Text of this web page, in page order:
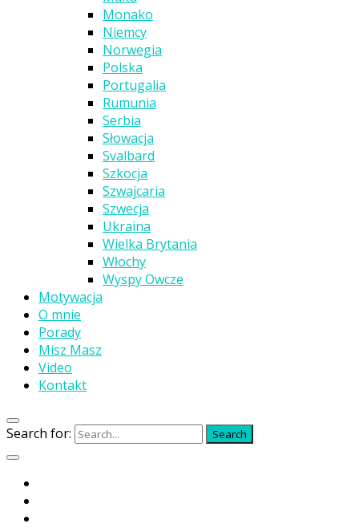
Monako
Niemcy
Norwegia
Polska
Portugalia
Rumunia
Serbia
Słowacja
Svalbard
Szkocja
Szwajcaria
Szwecja
Ukraina
Wielka Brytania
Włochy
Wyspy Owcze
Motywacja
O mnie
Porady
Misz Masz
Video
Kontakt
Search for: Search